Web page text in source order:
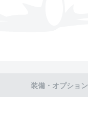
装備・オプション